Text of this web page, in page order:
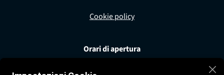
Cookie policy
Orari di apertura
Spiaggia tutti i giorni dalle 8:00 alle 19:30